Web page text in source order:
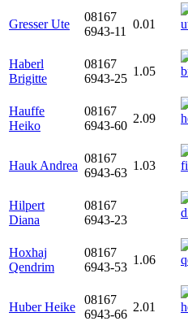
Gresser Ute
08167
6943-11
0.01
Haberl
Brigitte
08167
6943-25
1.05
Hauffe
Heiko
08167
6943-60
2.09
Hauk Andrea
08167
6943-63
1.03
Hilpert
Diana
08167
6943-23
Hoxhaj
Qendrim
08167
6943-53
1.06
Huber Heike
08167
6943-66
2.01